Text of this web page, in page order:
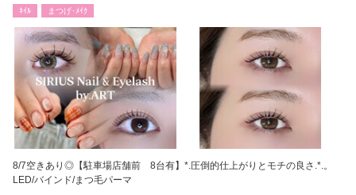
ﾈｲﾙ まつげ･ﾒｲｸ
8/7空きあり◎【駐車場店舗前 8台有】*.圧倒的仕上がりとモチの良さ.*.。
LED/バインド/まつ毛パーマ